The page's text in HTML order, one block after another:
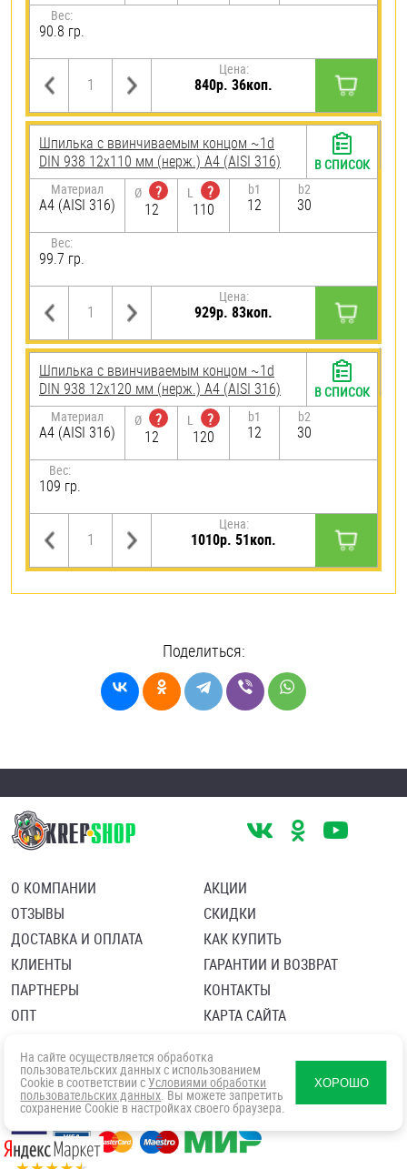
Вес:
90.8 гр.
Цена:
840р. 36коп.
Шпилька c ввинчиваемым концом ~1d
DIN 938 12х110 мм (нерж.) A4 (AISI 316)
Материал
A4 (AISI 316)
Ø
?
12
L
?
110
b1
12
b2
30
Вес:
99.7 гр.
Цена:
929р. 83коп.
В СПИСОК
Шпилька c ввинчиваемым концом ~1d
DIN 938 12х120 мм (нерж.) A4 (AISI 316)
Материал
A4 (AISI 316)
Ø
?
12
L
?
120
b1
12
b2
30
Вес:
109 гр.
Цена:
1010р. 51коп.
В СПИСОК
Поделиться:
О КОМПАНИИ
ОТЗЫВЫ
ДОСТАВКА И ОПЛАТА
КЛИЕНТЫ
ПАРТНЕРЫ
ОПТ
АКЦИИ
СКИДКИ
КАК КУПИТЬ
ГАРАНТИИ И ВОЗВРАТ
КОНТАКТЫ
КАРТА САЙТА
Политика в отношении обработки персональных данных
Согласие посетителя сайта на обработку персональных данны
На сайте осуществляется обработка
пользовательских данных с использованием
Cookie в соответствии с Условиями обработки
пользовательских данных. Вы можете запретить
сохранение Cookie в настройках своего браузера.
ХОРОШО